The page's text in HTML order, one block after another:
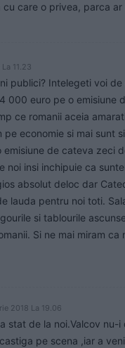
care o privea, parca
11.23
publici? Intelegeti voi de
000 euro pe o emisiune
ce romanii aceia
pe economie si mai sunt
de cateva zeci
noi insi inchipuie ca
absolut deloc dar
lauda pentru noi toti.
si tablourile
Si ne mai miram
2018 La 19.06
stat de la noi.Valcov nu-
pe scena ,iar a